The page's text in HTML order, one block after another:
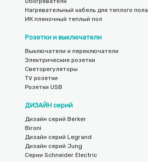
Нагревательный кабель для теплого пола
ИК пленочный теплый пол
Розетки и выключатели
Выключатели и переключатели
Электрические розетки
Светорегуляторы
TV розетки
Розетки USB
ДИЗАЙН серий
Дизайн серий Berker
Bironi
Дизайн серий Legrand
Дизайн серий Jung
Серии Schneider Electric